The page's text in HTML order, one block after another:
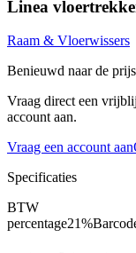
Linea
Raam & Vloerwissers
Benieuwd naar de
Vraag direct een
account aan.
Vraag een account aan
Specificaties
BTW
percentage21%